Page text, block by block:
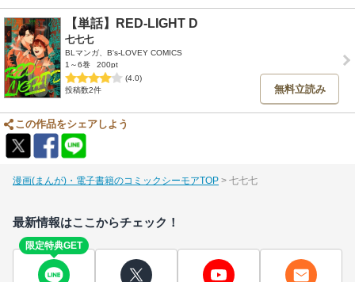
【単話】RED-LIGHT D
七七七
BLマンガ、B's-LOVEY COMICS
1～6巻
200pt
(4.0)
投稿数2件
無料立読み
この作品をシェアしよう
漫画(まんが)・電子書籍のコミックシーモアTOP 七七七
最新情報はここからチェック！
限定特典GET